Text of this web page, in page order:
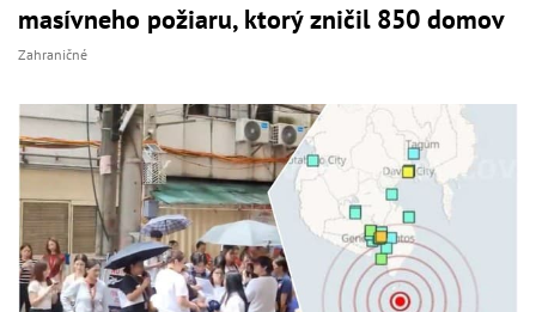
masívneho požiaru, ktorý zničil 850 domov
Zahraničné